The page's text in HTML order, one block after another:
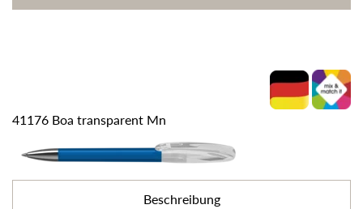
41176 Boa transparent Mn
Beschreibung